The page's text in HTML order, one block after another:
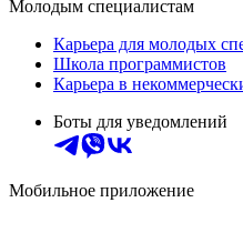
Молодым специалистам
Карьера для молодых
Школа программистов
Карьера в
Боты для уведомлений
Мобильное приложение